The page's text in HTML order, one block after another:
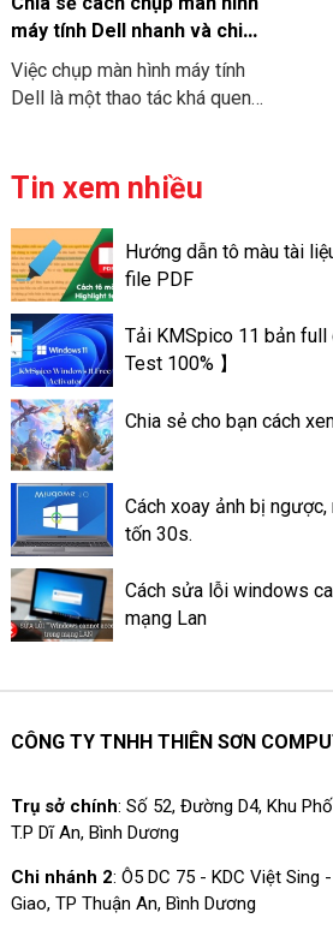
máy tính Dell nhanh và chi
tiết
Việc chụp màn hình máy tính
Dell là một thao tác khá quen
người cũng biết cách chụp
Bài viết này chúng tôi sẽ
hướng dẫn các cách chụp màn
hình máy tính Dell nhanh nhất
và chi tiết nhất. Giúp cho bạn
lựa chọn được cách phù hợp
với nhu cầu của mình.
Tin xem nhiều
Hướng dẫn tô màu tài
file PDF
Tải KMSpico 11 bản full
Test 100% 】
Chia sẻ cho bạn cách
Cách xoay ảnh bị
tốn 30s.
Cách sửa lỗi windows
mạng Lan
CÔNG TY TNHH THIÊN SƠN
Trụ sở chính: Số 52, Đường D4, Khu
T.P Dĩ An, Bình Dương
Chi nhánh 2: Ô5 DC 75 - KDC Việt Sing
Giao, TP Thuận An, Bình Dương